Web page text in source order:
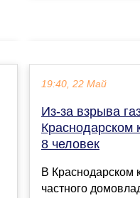
19:40, 22 Май
Из-за взрыва
Краснодарском
8 человек
В Краснодарском
частного